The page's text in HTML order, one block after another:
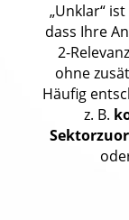
„Unklar“ ist
dass Ihre
2-
ohne
Häufig
z. B.